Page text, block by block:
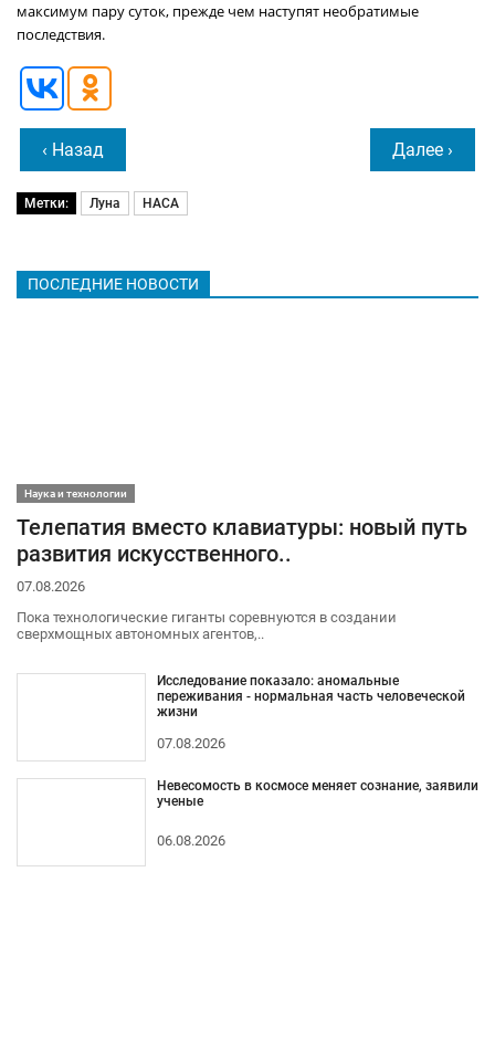
максимум пару суток, прежде чем наступят необратимые
последствия.
‹ Назад Далее ›
Метки: Луна НАСА
ПОСЛЕДНИЕ НОВОСТИ
Наука и технологии
Телепатия вместо клавиатуры: новый путь
развития искусственного..
07.08.2026
Пока технологические гиганты соревнуются в создании
сверхмощных автономных агентов,..
Исследование показало: аномальные
переживания - нормальная часть человеческой
жизни
07.08.2026
Невесомость в космосе меняет сознание, заявили
ученые
06.08.2026